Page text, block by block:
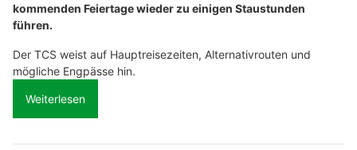
kommenden Feiertage wieder zu einigen Staustunden
führen.
Der TCS weist auf Hauptreisezeiten, Alternativrouten und
mögliche Engpässe hin.
Weiterlesen